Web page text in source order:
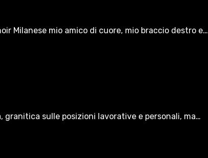
Milanese mio amico di cuore, mio braccio destro e…
granitica sulle posizioni lavorative e personali, ma…